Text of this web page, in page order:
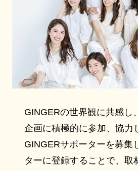
GINGERの世界観に共感し
企画に積極的に参加、協力
GINGERサポーターを募集
ターに登録することで、取